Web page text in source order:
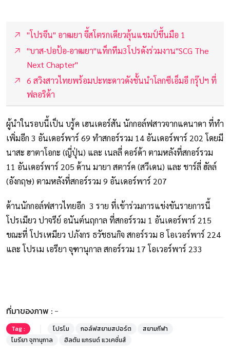
"โปรจีน" อาฒยา จี้สโตรกเดียวลุ้นแชมป์ขึ้นมือ 1
"บาส-ปอป้อ-อาฒยา"แท็กทีม3โปรดังร่วมงาน"SCG The
Next Chapter"
6 สวิงสาวไทยพร้อมปะทะดาวดังชั้นนำโลกซีเอ็มอี กรุ๊ปฯ ที่
ฟลอริด้า
ผู้นำในรอบนี้เป็น บรู้ค เฮนเดอร์สัน นักกอล์ฟสาวจากแคนาดา ที่ทำ
เพิ่มอีก 3 อันเดอร์พาร์ 69 ทำสกอร์รวม 14 อันเดอร์พาร์ 202 โดยมี
นาสะ ฮาตาโอกะ (ญี่ปุ่น) และ เนลลี่ คอร์ด้า ตามหลังที่สกอร์รวม
11 อันเดอร์พาร์ 205 ด้าน มายา สตาร์ค (สวีเดน) และ ชาร์ลี่ ฮัลล์
(อังกฤษ) ตามหลังที่สกอร์รวม 9 อันเดอร์พาร์ 207
ด้านนักกอล์ฟสาวไทยอีก 3 ราย ที่เข้าร่วมการแข่งขันรายการนี้
โปรเมียว ปาจรีย์ อนันต์นฤกาล ที่สกอร์รวม 1 อันเดอร์พาร์ 215
ขณะที่ โปรเหมียว ปภังกร ธวัชธนกิจ สกอร์รวม 8 โอเวอร์พาร์ 224
และ โปรเม เอรียา จุฑานุกาล สกอร์รวม 17 โอเวอร์พาร์ 233
ที่มาของภาพ : -
Tag : โปรโม กอล์ฟสยามสปอร์ต
สยามกีฬา
โมรียา จุฑานุกาล
ฮิลตัน แกรนด์ แวเคชั่นส์